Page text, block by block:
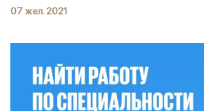
07 жел. 2021